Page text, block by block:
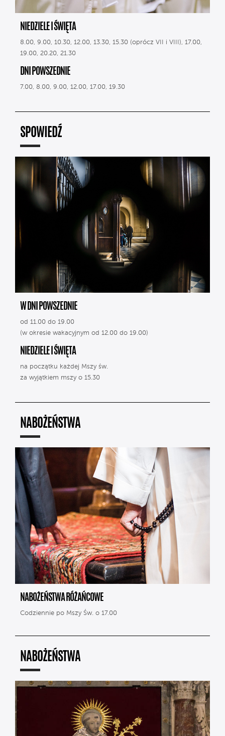
NIEDZIELE I ŚWIĘTA
8.00, 9.00, 10.30, 12.00, 13.30, 15.30 (oprócz VII i VIII), 17.00,
19.00, 20.20, 21.30
DNI POWSZEDNIE
7.00, 8.00, 9.00, 12.00, 17.00, 19.30
SPOWIEDŹ
W DNI POWSZEDNIE
od 11.00 do 19.00
(w okresie wakacyjnym od 12.00 do 19.00)
NIEDZIELE I ŚWIĘTA
na początku każdej Mszy św.
za wyjątkiem mszy o 15.30
NABOŻEŃSTWA
NABOŻEŃSTWA RÓŻAŃCOWE
Codziennie po Mszy Św. o 17.00
NABOŻEŃSTWA